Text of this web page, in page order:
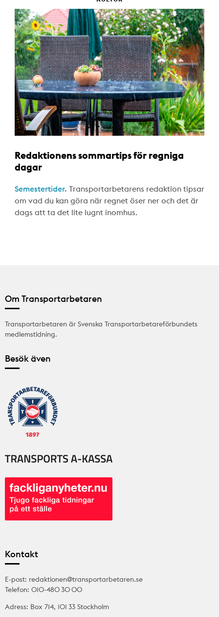
Redaktionens sommartips för regniga
dagar
Semestertider. Transportarbetarens redaktion tipsar
om vad du kan göra när regnet öser ner och det är
dags att ta det lite lugnt inomhus.
Om Transportarbetaren
Transportarbetaren är Svenska Transportarbetareförbundets
medlemstidning.
Besök även
Kontakt
E-post: redaktionen@transportarbetaren.se
Telefon: 010-480 30 00
Adress: Box 714, 101 33 Stockholm